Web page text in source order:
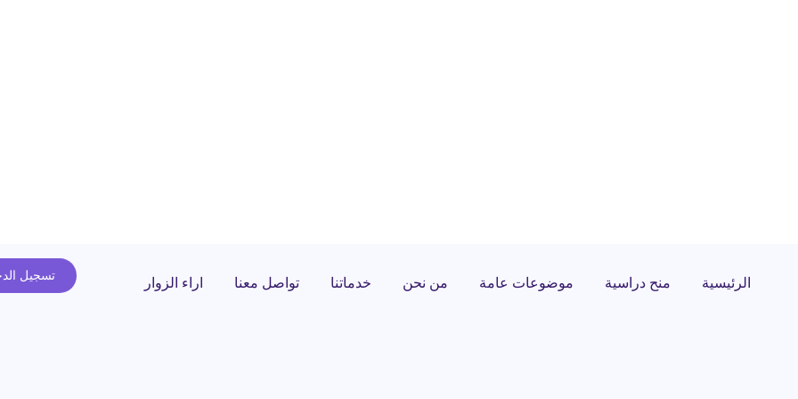
تسجيل الرئيسية منح دراسية موضوعات عامة من نحن خدماتنا تواصل معنا اراء الزوار